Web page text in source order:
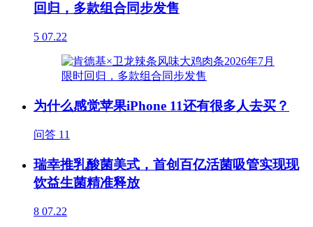
回归，多款组合同步发售
5 07.22
为什么感觉苹果iPhone 11还有很多人去买？
问答 11
瑞幸推乳酸菌美式，首创百亿活菌吸管实现现
饮益生菌精准释放
8 07.22